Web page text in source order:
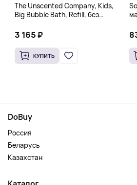
The Unscented Company, Kids,
Big Bubble Bath, Refill, без
Унции)
3 165 ₽
КУПИТЬ
DoBuy
Россия
Беларусь
Казахстан